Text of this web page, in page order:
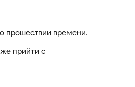
прошествии времени.
прийти с